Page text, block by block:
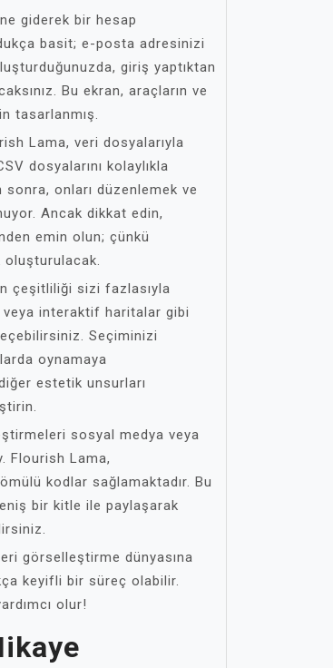
giderek bir hesap
basit; e-posta adresinizi
giriş yaptıktan
Bu ekran, araçların ve
tasarlanmış.
Lama, veri dosyalarıyla
dosyalarını kolaylıkla
onları düzenlemek ve
Ancak dikkat edin,
emin olun; çünkü
çeşitliliği sizi fazlasıyla
interaktif haritalar gibi
Seçiminizi
oynamaya
estetik unsurları
sosyal medya veya
Flourish Lama,
kodlar sağlamaktadır. Bu
bir kitle ile paylaşarak
görselleştirme dünyasına
keyifli bir süreç olabilir.
olur!